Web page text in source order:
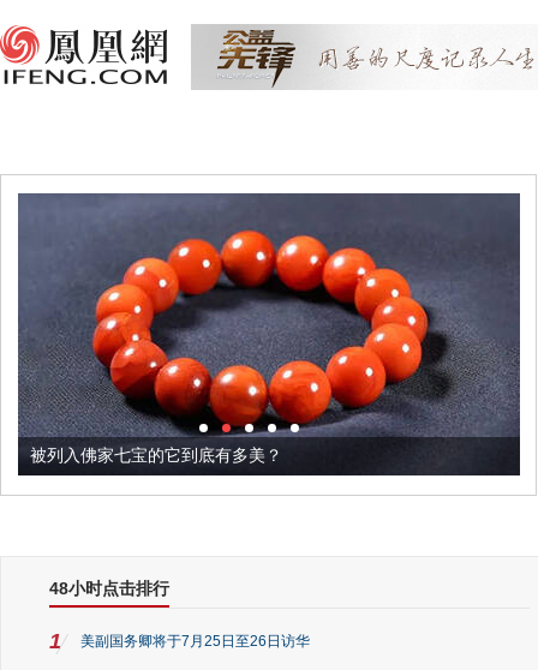
被列入佛家七宝的它到底有多美？
48小时点击排行
1 美副国务卿将于7月25日至26日访华